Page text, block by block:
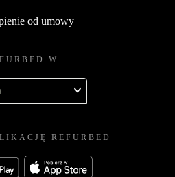
od umowy
W
REFURBED